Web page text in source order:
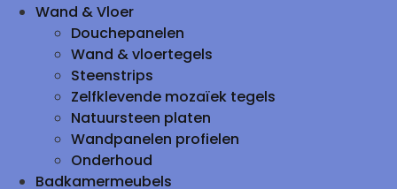
Wand & Vloer
Douchepanelen
Wand & vloertegels
Steenstrips
Zelfklevende mozaïek tegels
Natuursteen platen
Wandpanelen profielen
Onderhoud
Badkamermeubels